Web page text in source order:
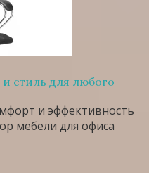
стиль для любого
и эффективность
мебели для офиса